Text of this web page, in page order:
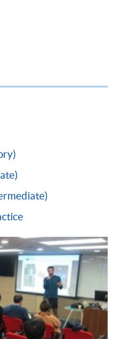
有任何查询，可致
处或电邮
资歴架构第2级)